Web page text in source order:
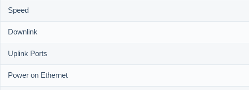
Speed
Downlink
Uplink Ports
Power on Ethernet